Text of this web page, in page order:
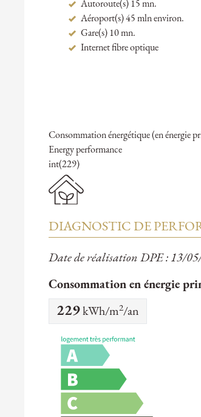
Autoroute(s) 15 mn.
Aéroport(s) 45 mln environ.
Gare(s) 10 mn.
Internet fibre optique
Consommation énergétique (en énergie
Energy performance
int(229)
DIAGNOSTIC DE
Date de réalisation DPE : 13/
Consommation en énergie
229 kWh/m2/an